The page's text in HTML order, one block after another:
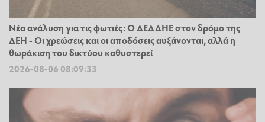
Νέα ανάλυση για τις φωτιές: Ο ΔΕΔΔΗΕ στον δρόμο της
ΔΕΗ - Οι χρεώσεις και οι αποδόσεις αυξάνονται, αλλά η
θωράκιση του δικτύου καθυστερεί
2026-08-06 08:09:33